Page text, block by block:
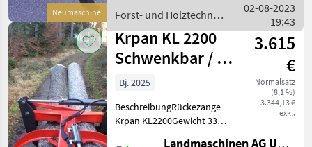
Neumaschine
Forst- und Holztechnik
/ Krpan
02-08-2023
19:43
Krpan KL 2200
Schwenkbar / KL
2200 pivotant
3.615
€
Normalsatz
(8,1 %)
3.344,13 €
exkl.
Bj. 2025
BeschreibungRückezange
Krpan KL2200Gewicht 336
Landmaschinen AG Uettligen